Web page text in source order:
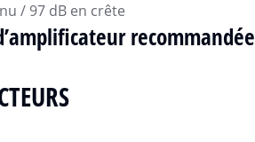
/ 97 dB en crête
recommandée